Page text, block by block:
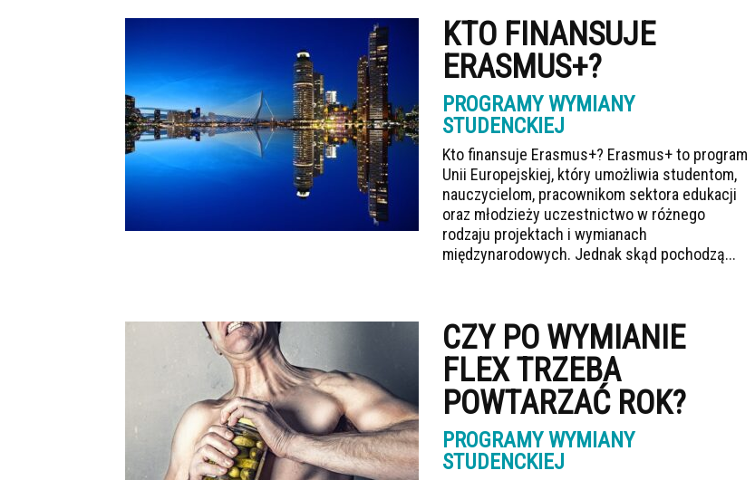
KTO FINANSUJE
ERASMUS+?
PROGRAMY WYMIANY
STUDENCKIEJ
Kto finansuje Erasmus+? Erasmus+ to program
Unii Europejskiej, który umożliwia studentom,
nauczycielom, pracownikom sektora edukacji
oraz młodzieży uczestnictwo w różnego
rodzaju projektach i wymianach
międzynarodowych. Jednak skąd pochodzą...
CZY PO WYMIANIE
FLEX TRZEBA
POWTARZAĆ ROK?
PROGRAMY WYMIANY
STUDENCKIEJ